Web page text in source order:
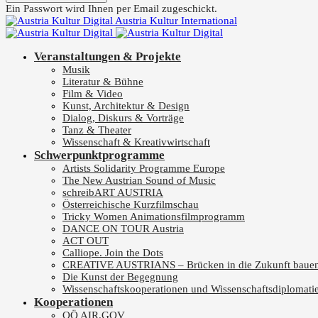
Ein Passwort wird Ihnen per Email zugeschickt.
Austria Kultur International
Veranstaltungen & Projekte
Musik
Literatur & Bühne
Film & Video
Kunst, Architektur & Design
Dialog, Diskurs & Vorträge
Tanz & Theater
Wissenschaft & Kreativwirtschaft
Schwerpunktprogramme
Artists Solidarity Programme Europe
The New Austrian Sound of Music
schreibART AUSTRIA
Österreichische Kurzfilmschau
Tricky Women Animationsfilmprogramm
DANCE ON TOUR Austria
ACT OUT
Calliope. Join the Dots
CREATIVE AUSTRIANS – Brücken in die Zukunft
Die Kunst der Begegnung
Wissenschaftskooperationen und
Kooperationen
OÖ AIR.GOV